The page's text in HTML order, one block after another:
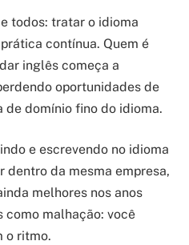
todos: tratar o idioma
contínua. Quem é
inglês começa a
oportunidades de
de domínio fino do idioma.
e escrevendo no idioma
dentro da mesma empresa,
melhores nos anos
como malhação: você
o ritmo.